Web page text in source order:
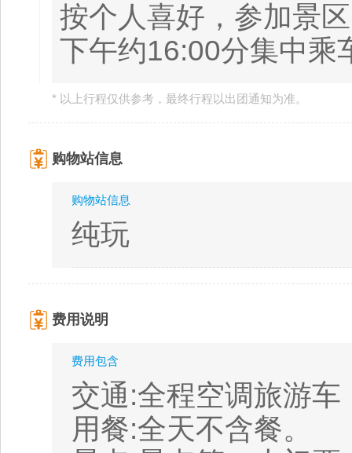
按个人喜好，参加景
下午约16:00分集中
* 以上行程仅供参考，最终行程以出团通知为准。
购物站信息
购物站信息
纯玩
费用说明
费用包含
交通:全程空调旅游
用餐:全天不含餐。